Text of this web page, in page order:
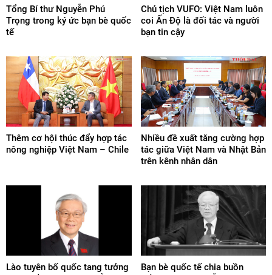
Tổng Bí thư Nguyễn Phú
Trọng trong ký ức bạn bè quốc
tế
Chủ tịch VUFO: Việt Nam luôn
coi Ấn Độ là đối tác và người
bạn tin cậy
Thêm cơ hội thúc đẩy hợp tác
nông nghiệp Việt Nam – Chile
Nhiều đề xuất tăng cường hợp
tác giữa Việt Nam và Nhật Bản
trên kênh nhân dân
Lào tuyên bố quốc tang tưởng
Bạn bè quốc tế chia buồn